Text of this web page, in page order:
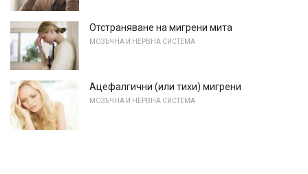
Отстраняване на мигрени мита
МОЗЪЧНА И НЕРВНА СИСТЕМА
Ацефалгични (или тихи) мигрени
МОЗЪЧНА И НЕРВНА СИСТЕМА